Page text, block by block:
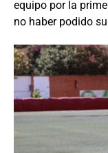
equipo por la
no haber podido